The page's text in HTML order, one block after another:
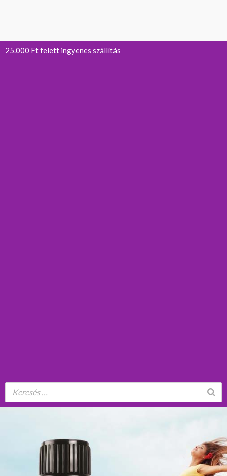
25.000 Ft felett ingyenes szállítás